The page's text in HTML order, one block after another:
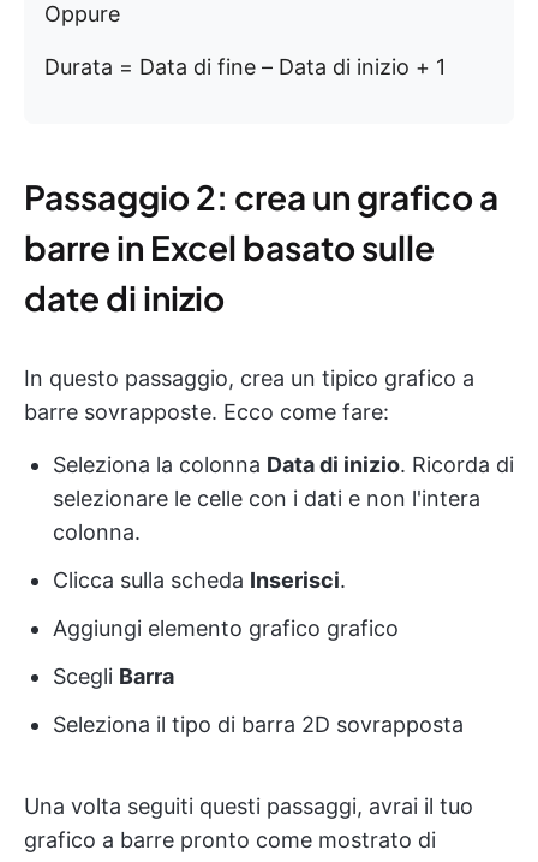
Oppure
Durata = Data di fine – Data di inizio + 1
Passaggio 2: crea un grafico a
barre in Excel basato sulle
date di inizio
In questo passaggio, crea un tipico grafico a
barre sovrapposte. Ecco come fare:
Seleziona la colonna Data di inizio. Ricorda di
selezionare le celle con i dati e non l'intera
colonna.
Clicca sulla scheda Inserisci.
Aggiungi elemento grafico grafico
Scegli Barra
Seleziona il tipo di barra 2D sovrapposta
Una volta seguiti questi passaggi, avrai il tuo
grafico a barre pronto come mostrato di